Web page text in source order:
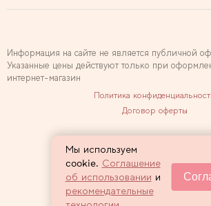
2007 — 2026 Sewclub
Информация на сайте не является публичной
Указанные цены действуют только при
интернет-магазин
Политика
Договор оферты
Мы используем
cookie. Соглашение
об использовании и
рекомендательные